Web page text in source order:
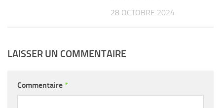
28 OCTOBRE 2024
LAISSER UN COMMENTAIRE
Commentaire *